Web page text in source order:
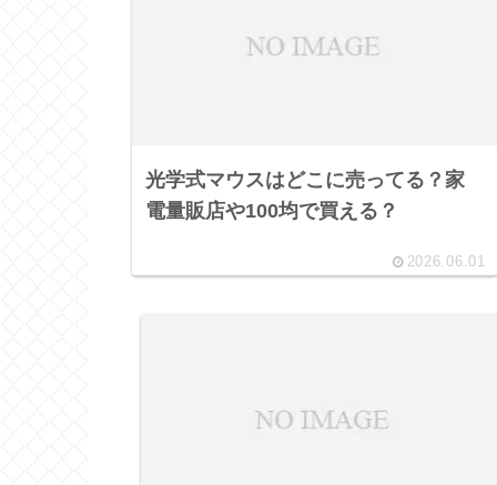
光学式マウスはどこに売ってる？家
電量販店や100均で買える？
2026.06.01